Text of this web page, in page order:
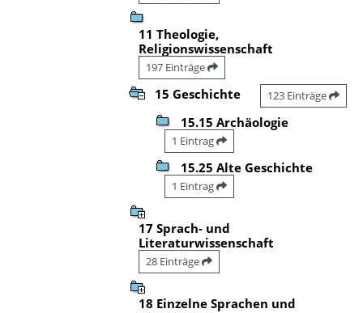
11 Theologie,
Religionswissenschaft
197 Einträge
15 Geschichte 123 Einträge
15.15 Archäologie
1 Eintrag
15.25 Alte Geschichte
1 Eintrag
17 Sprach- und
Literaturwissenschaft
28 Einträge
18 Einzelne Sprachen und